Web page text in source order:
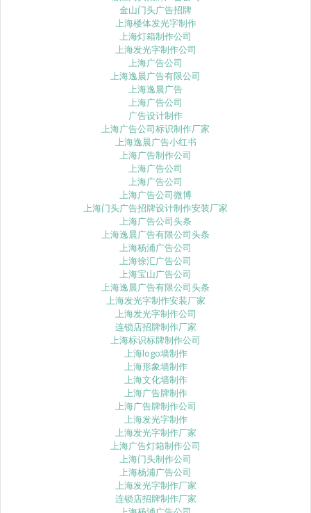
金山门头广告招牌
上海楼体发光字制作
上海灯箱制作公司
上海发光字制作公司
上海广告公司
上海逸晨广告有限公司
上海逸晨广告
上海广告公司
广告设计制作
上海广告公司标识制作厂家
上海逸晨广告小红书
上海广告制作公司
上海广告公司
上海广告公司
上海广告公司微博
上海门头广告招牌设计制作安装厂家
上海广告公司头条
上海逸晨广告有限公司头条
上海杨浦广告公司
上海徐汇广告公司
上海宝山广告公司
上海逸晨广告有限公司头条
上海发光字制作安装厂家
上海发光字制作公司
连锁店招牌制作厂家
上海标识标牌制作公司
上海logo墙制作
上海形象墙制作
上海文化墙制作
上海广告牌制作
上海广告牌制作公司
上海发光字制作
上海发光字制作厂家
上海广告灯箱制作公司
上海门头制作公司
上海杨浦广告公司
上海发光字制作厂家
连锁店招牌制作厂家